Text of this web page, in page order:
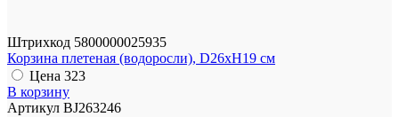
Штрихкод 5800000025935
Корзина плетеная (водоросли), D26xH19 см
Цена 323
В корзину
Артикул BJ263246